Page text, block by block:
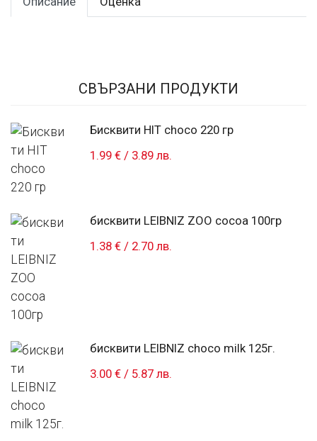
СВЪРЗАНИ ПРОДУКТИ
Бисквити HIT choco 220 гр
1.99 € / 3.89 лв.
бисквити LEIBNIZ ZOO cocoa 100гр
1.38 € / 2.70 лв.
бисквити LEIBNIZ choco milk 125г.
3.00 € / 5.87 лв.